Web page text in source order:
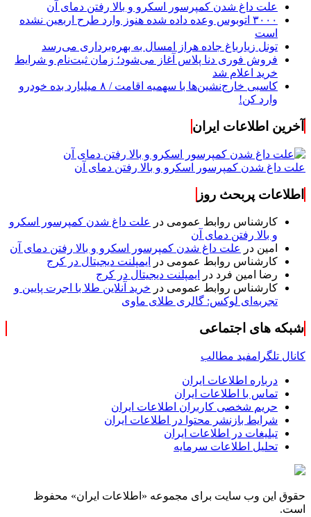
علت داغ شدن کمپرسور اسکرو و بالا رفتن دمای آن
۳۰۰۰ اتوبوس وعده داده شده هنوز وارد طرح اربعین نشده
است
تونل زیارباغ جاده هراز امسال به بهره‌برداری می‌رسد
فروش فوری دنا پلاس آغاز می‌شود؛ زمان ثبت‌نام و شرایط
خرید اعلام شد
کاسبی خارج‌نشین‌ها با سهمیه اقامت / ۸ میلیارد بده خودرو
وارد کن!
آخرین اطلاعات ایران
علت داغ شدن کمپرسور اسکرو و بالا رفتن دمای آن
اطلاعات پربحث روز
کارشناس روابط عمومی در
علت داغ شدن کمپرسور اسکرو
و بالا رفتن دمای آن
امین در
علت داغ شدن کمپرسور اسکرو و بالا رفتن دمای آن
کارشناس روابط عمومی در
ایمپلنت دیجیتال در کرج
رضا امین فرد در
ایمپلنت دیجیتال در کرج
کارشناس روابط عمومی در خرید آنلاین طلا با اجرت پایین و
تجربه‌ای لوکس: گالری طلای ماوی
شبکه های اجتماعی
کانال تلگرامفید مطالب
درباره اطلاعات ایران
تماس با اطلاعات ایران
حریم شخصی کاربران اطلاعات ایران
شرایط بازنشر محتوا در اطلاعات ایران
تبلیغات در اطلاعات ایران
تحلیل اطلاعات سرمایه
حقوق این وب سایت برای مجموعه «اطلاعات‌ ایران» محفوظ
است.